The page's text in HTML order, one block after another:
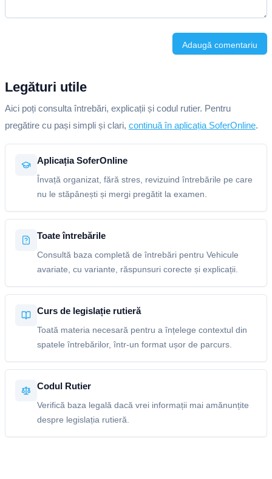
Adaugă comentariu
Legături utile
Aici poți consulta întrebări, explicații și codul rutier. Pentru
pregătire cu pași simpli și clari, continuă în aplicația SoferOnline.
Aplicația SoferOnline
Învață organizat, fără stres, revizuind întrebările pe care
nu le stăpânești și mergi pregătit la examen.
Toate întrebările
Consultă baza completă de întrebări pentru Vehicule
avariate, cu variante, răspunsuri corecte și explicații.
Curs de legislație rutieră
Toată materia necesară pentru a înțelege contextul din
spatele întrebărilor, într-un format ușor de parcurs.
Codul Rutier
Verifică baza legală dacă vrei informații mai amănunțite
despre legislația rutieră.